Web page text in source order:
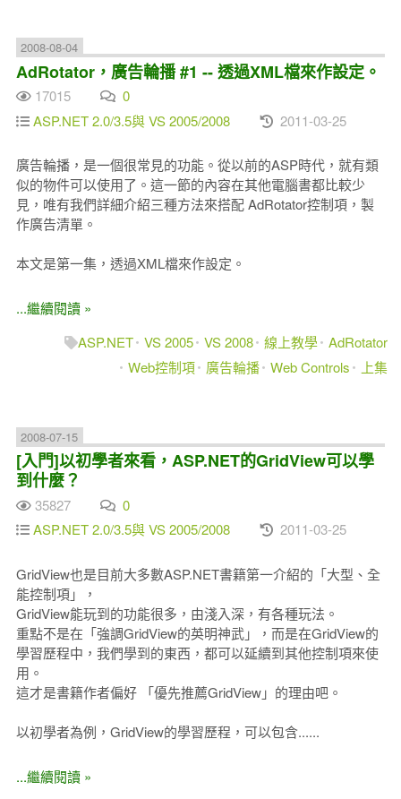
2008-08-04
AdRotator，廣告輪播 #1 -- 透過XML檔來作設定。
17015
0
ASP.NET 2.0/3.5與 VS 2005/2008
2011-03-25
廣告輪播，是一個很常見的功能。從以前的ASP時代，就有類
似的物件可以使用了。這一節的內容在其他電腦書都比較少
見，唯有我們詳細介紹三種方法來搭配 AdRotator控制項，製
作廣告清單。
本文是第一集，透過XML檔來作設定。
...繼續閱讀 »
ASP.NET VS 2005 VS 2008 線上教學 AdRotator
Web控制項
廣告輪播 Web Controls 上集
2008-07-15
[入門]以初學者來看，ASP.NET的GridView可以學
到什麼？
35827
0
ASP.NET 2.0/3.5與 VS 2005/2008
2011-03-25
GridView也是目前大多數ASP.NET書籍第一介紹的「大型、全
能控制項」，
GridView能玩到的功能很多，由淺入深，有各種玩法。
重點不是在「強調GridView的英明神武」，而是在GridView的
學習歷程中，我們學到的東西，都可以延續到其他控制項來使
用。
這才是書籍作者偏好 「優先推薦GridView」的理由吧。
以初學者為例，GridView的學習歷程，可以包含......
...繼續閱讀 »